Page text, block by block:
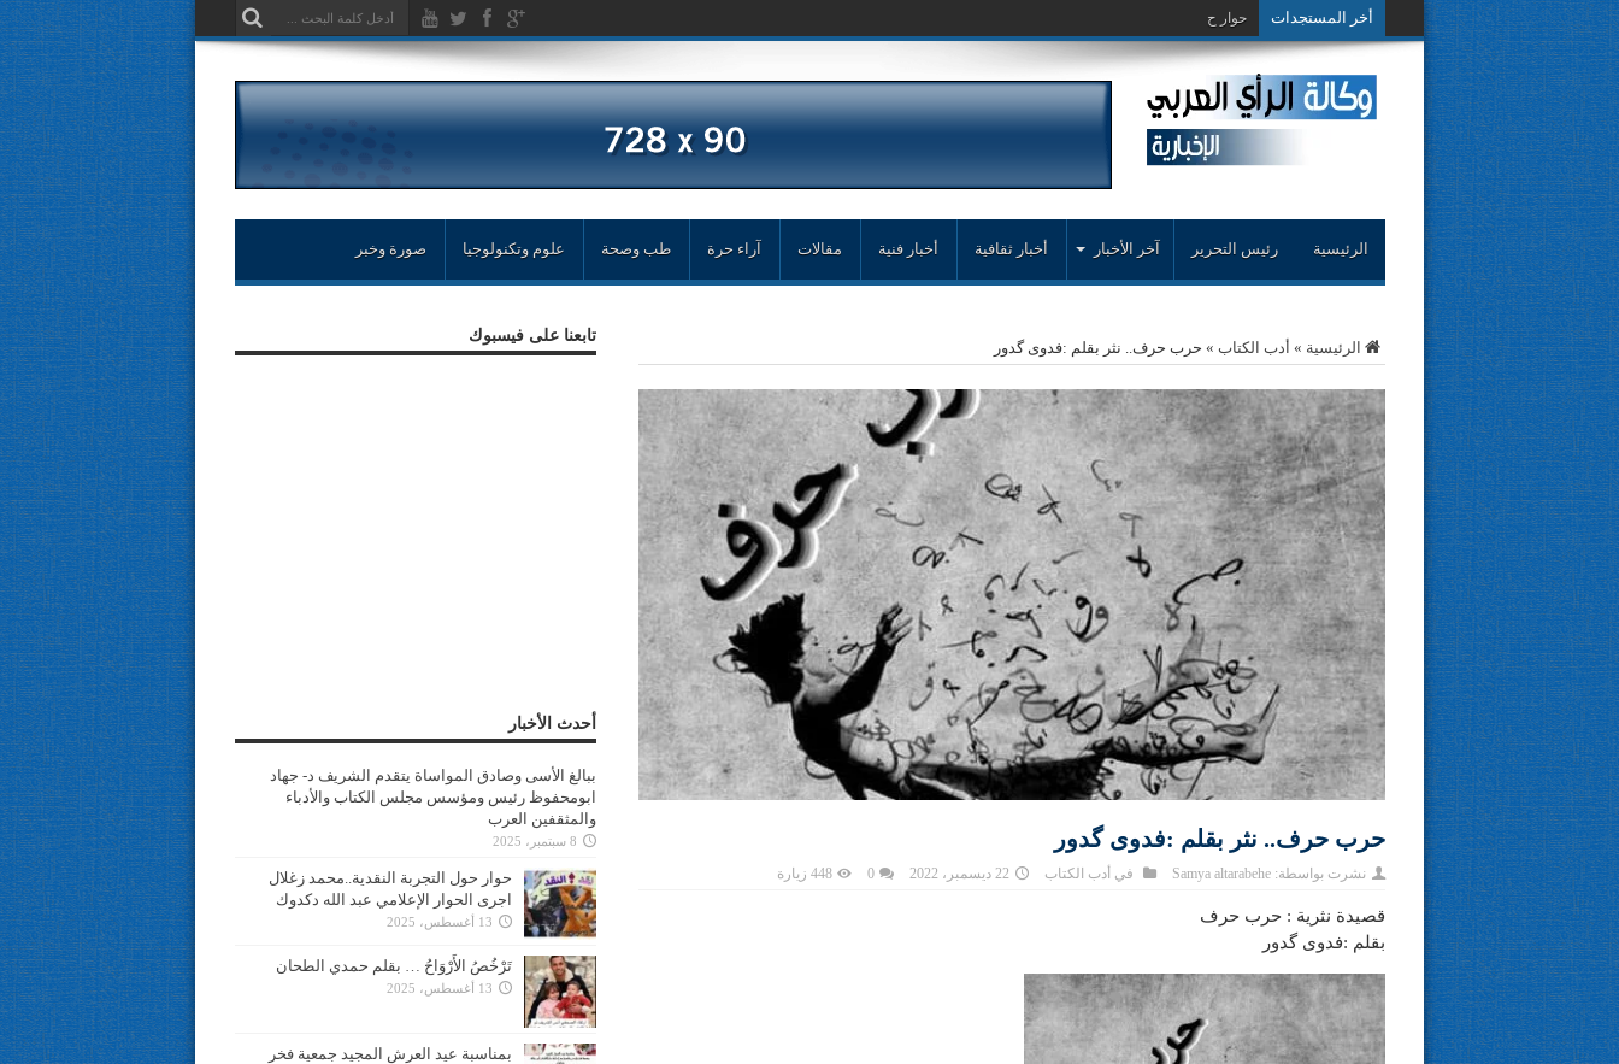
أخر المستجدات حوار حول التجربة النق
الرئيسية رئيس التحرير آخر الأخبار أخبار ثقافية أخبار فنية مقالات آراء حرة طب وصحة علوم وتكنولوجيا صورة وخبر
الرئيسية » أدب الكتاب » حرب حرف.. نثر بقلم :فدوى گدور
حرب حرف.. نثر بقلم :فدوى گدور
نشرت بواسطة:Samya altarabehe في أدب الكتاب 22 ديسمبر، 2022 0 448 زيارة
قصيدة نثرية : حرب حرف
بقلم :فدوى گدور
تابعنا على فيسبوك
أحدث الأخبار
ببالغ الأسى وصادق المواساة يتقدم الشريف د- جهاد
ابومحفوظ رئيس ومؤسس مجلس الكتاب والأدباء
والمثقفين العرب
8 سبتمبر، 2025
حوار حول التجربة النقدية..محمد زغلال
اجرى الحوار الإعلامي عبد الله دكدوك
13 أغسطس، 2025
تَرْخُصُ الأَرْوَاحُ … بقلم حمدي الطحان
13 أغسطس، 2025
بمناسبة عيد العرش المجيد جمعية فخر